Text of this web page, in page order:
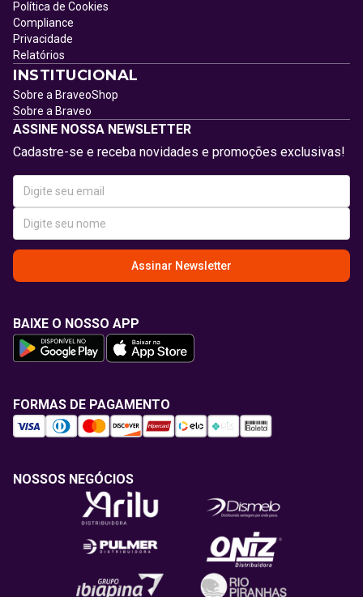
Política de Cookies
Compliance
Privacidade
Relatórios
INSTITUCIONAL
Sobre a BraveoShop
Sobre a Braveo
ASSINE NOSSA NEWSLETTER
Cadastre-se e receba novidades e promoções exclusivas!
Assinar Newsletter
BAIXE O NOSSO APP
FORMAS DE PAGAMENTO
NOSSOS NEGÓCIOS